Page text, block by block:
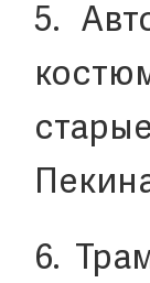
5.
6.